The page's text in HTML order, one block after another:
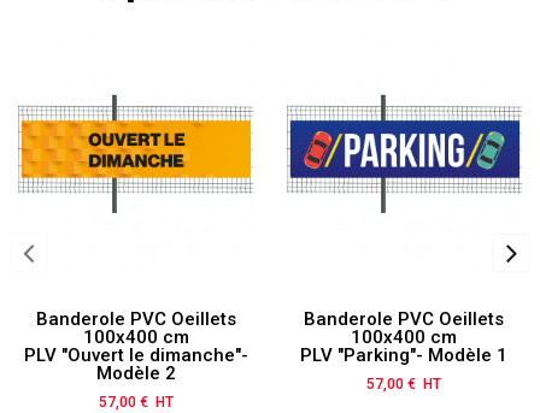
Banderole PVC Oeillets
100x400 cm
PLV "Ouvert le dimanche"-
Modèle 2
Prix
57,00 € HT
Banderole PVC Oeillets
100x400 cm
PLV "Parking"- Modèle 1
Prix
57,00 € HT